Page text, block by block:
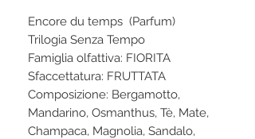
Encore du temps (Parfum)
Trilogia Senza Tempo
Famiglia olfattiva: FIORITA
Sfaccettatura: FRUTTATA
Composizione: Bergamotto,
Mandarino, Osmanthus, Tè, Mate,
Champaca, Magnolia, Sandalo,